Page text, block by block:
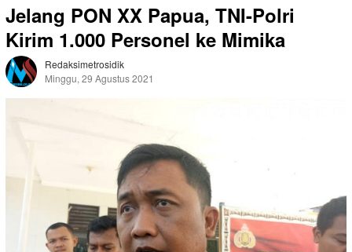
Jelang PON XX Papua, TNI-Polri
Kirim 1.000 Personel ke Mimika
Redaksimetrosidik
Minggu, 29 Agustus 2021